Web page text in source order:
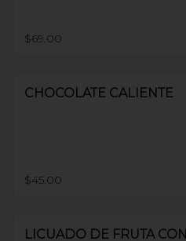
$69.00
CHOCOLATE CALIENTE
$45.00
LICUADO DE FRUTA CON